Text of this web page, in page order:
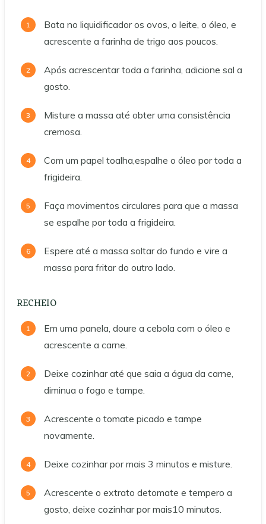
Bata no liquidificador os ovos, o leite, o óleo, e
acrescente a farinha de trigo aos poucos.
Após acrescentar toda a farinha, adicione sal a
gosto.
Misture a massa até obter uma consistência
cremosa.
Com um papel toalha,espalhe o óleo por toda a
frigideira.
Faça movimentos circulares para que a massa
se espalhe por toda a frigideira.
Espere até a massa soltar do fundo e vire a
massa para fritar do outro lado.
RECHEIO
Em uma panela, doure a cebola com o óleo e
acrescente a carne.
Deixe cozinhar até que saia a água da carne,
diminua o fogo e tampe.
Acrescente o tomate picado e tampe
novamente.
Deixe cozinhar por mais 3 minutos e misture.
Acrescente o extrato detomate e tempero a
gosto, deixe cozinhar por mais10 minutos.